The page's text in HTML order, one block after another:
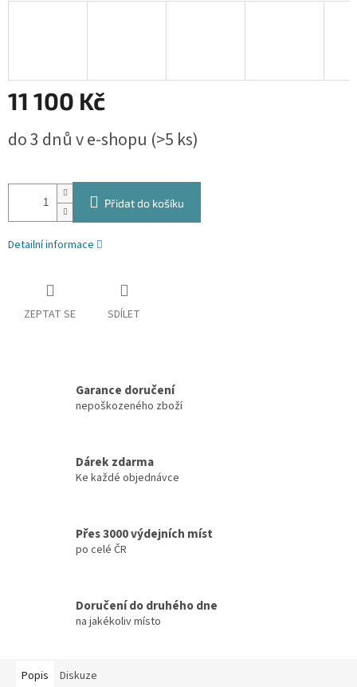
11 100 Kč
cena:
do 3 dnů v e-shopu (>5 ks)
Přidat do košíku
Detailní informace
ZEPTAT SE SDÍLET
Garance doručení
nepoškozeného zboží
Dárek zdarma
Ke každé objednávce
Přes 3000 výdejních míst
po celé ČR
Doručení do druhého dne
na jakékoliv místo
Popis Diskuze